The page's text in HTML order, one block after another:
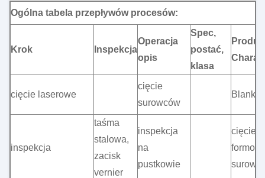
Ogólna tabela przepływów procesów:
Krok Inspekcja
Operacja
opis
Spec,
postać,
klasa
cięcie laserowe
cięcie
surowców
Blank
inspekcja
taśma
stalowa,
zacisk
vernier
inspekcja
na
pustkowie
cięcie i